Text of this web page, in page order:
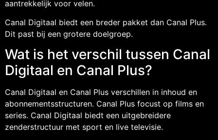
aantrekkelijk voor velen.
Canal Digitaal biedt een breder pakket dan Canal Plus.
Dit past bij een grotere doelgroep.
Wat is het verschil tussen Canal
Digitaal en Canal Plus?
Canal Digitaal en Canal Plus verschillen in inhoud en
abonnementsstructuren. Canal Plus focust op films en
series. Canal Digitaal biedt een uitgebreidere
zenderstructuur met sport en live televisie.